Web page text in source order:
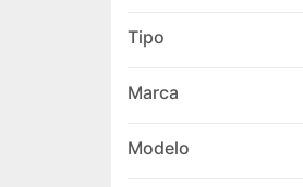
Tipo
Marca
Modelo